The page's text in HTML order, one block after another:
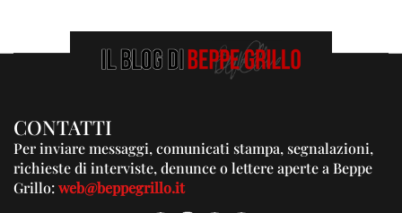
CONTATTI
Per inviare messaggi, comunicati stampa, segnalazioni,
richieste di interviste, denunce o lettere aperte a Beppe
Grillo:web@beppegrillo.it